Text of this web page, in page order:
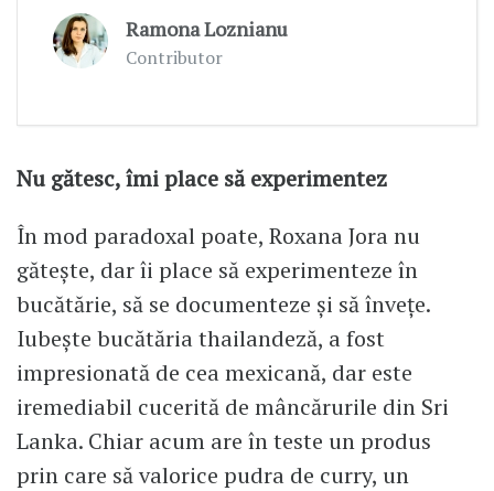
Ramona Loznianu
Contributor
Nu gătesc, îmi place să experimentez
În mod paradoxal poate, Roxana Jora nu
gătește, dar îi place să experimenteze în
bucătărie, să se documenteze și să învețe.
Iubește bucătăria thailandeză, a fost
impresionată de cea mexicană, dar este
iremediabil cucerită de mâncărurile din Sri
Lanka. Chiar acum are în teste un produs
prin care să valorice pudra de curry, un